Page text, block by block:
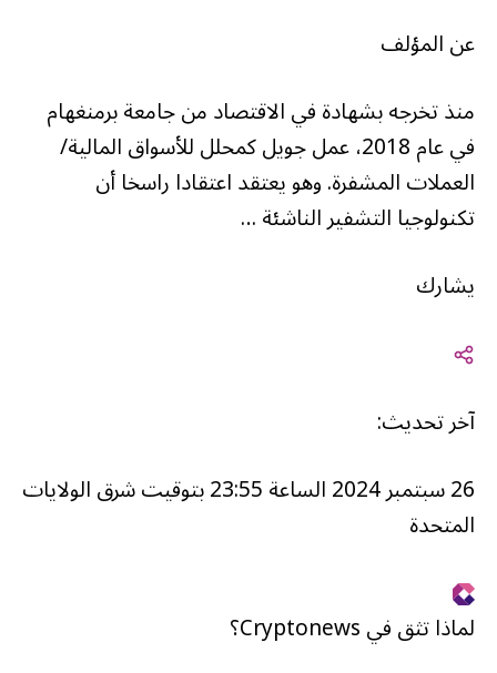
عن المؤلف
منذ تخرجه بشهادة في الاقتصاد من جامعة برمنغهام
في عام 2018، عمل جويل كمحلل للأسواق المالية/
العملات المشفرة. وهو يعتقد اعتقادا راسخا أن
تكنولوجيا التشفير الناشئة …
يشارك
آخر تحديث:
26 سبتمبر 2024 الساعة 23:55 بتوقيت شرق الولايات
المتحدة
لماذا تثق في Cryptonews؟